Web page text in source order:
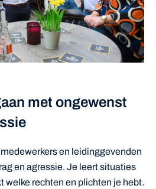
met ongewenst
en leidinggevenden
en agressie. Je leert situaties
welke rechten en plichten je hebt.